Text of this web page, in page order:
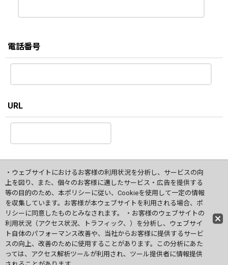
電話番号
URL
確認画面へ
ホーム
Copyright©ASU,CoLtd 2015 All Rights Reserved.
・ウェブサイトにおけるお客様の利用状況を分析し、サービスの向
上を図り、また、個々のお客様に適したサービス・広告を提供する
等の目的のため、本ポリシーに従い、Cookieを使用して一定の情報
を収集しています。お客様が本ウェブサイトを利用される場合、ポ
リシーに同意したものとみなされます。 ・お客様のウェブサイトの
利用状況（アクセス状況、トラフィック、）を分析し、ウェブサイ
ト自体のパフォーマンス改善や、当社からお客様に提供するサービ
スの向上、改善のために使用することがあります。この分析にあた
っては、アクセス解析ツールが利用され、ツール提供者に情報提供